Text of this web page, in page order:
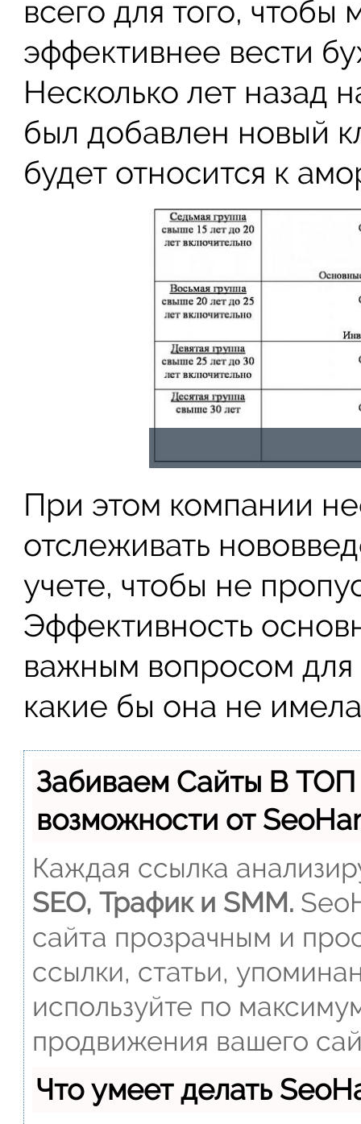
всего для того,
эффективнее вести
Несколько лет назад
был добавлен новый
будет относится к
При этом компании
отслеживать
учете, чтобы не
Эффективность
важным вопросом
какие бы она не
Забиваем Сайты В
возможности от
Каждая ссылка
SEO, Трафик и SMM.
сайта прозрачным и
ссылки, статьи,
используйте по
продвижения вашего
Что умеет делать